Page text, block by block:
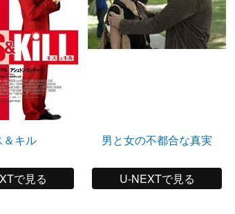
＆キル
で見る
男と女の不都合な真実
U-NEXTで見る